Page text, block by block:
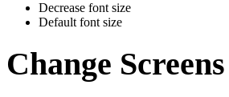
Decrease font size
Default font size
Change Screens